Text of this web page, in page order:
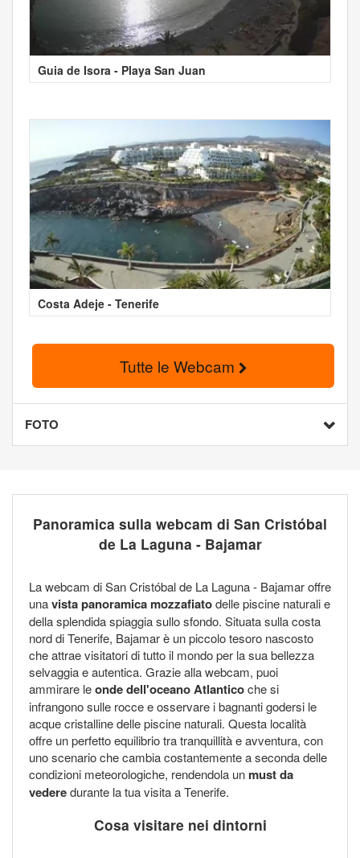
Guia de Isora - Playa San Juan
Costa Adeje - Tenerife
Tutte le Webcam
FOTO
Panoramica sulla webcam di San Cristóbal
de La Laguna - Bajamar
La webcam di San Cristóbal de La Laguna - Bajamar offre
unavista panoramica mozzafiatodelle piscine naturali e
della splendida spiaggia sullo sfondo. Situata sulla costa
nord di Tenerife, Bajamar è un piccolo tesoro nascosto
che attrae visitatori di tutto il mondo per la sua bellezza
selvaggia e autentica. Grazie alla webcam, puoi
ammirare leonde dell'oceano Atlanticoche si
infrangono sulle rocce e osservare i bagnanti godersi le
acque cristalline delle piscine naturali. Questa località
offre un perfetto equilibrio tra tranquillità e avventura, con
uno scenario che cambia costantemente a seconda delle
condizioni meteorologiche, rendendola un must da
vederedurante la tua visita a Tenerife.
Cosa visitare nei dintorni